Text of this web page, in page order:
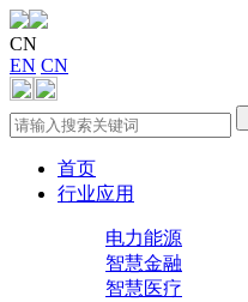
CN
EN CN
首页
行业应用
电力能源
智慧金融
智慧医疗